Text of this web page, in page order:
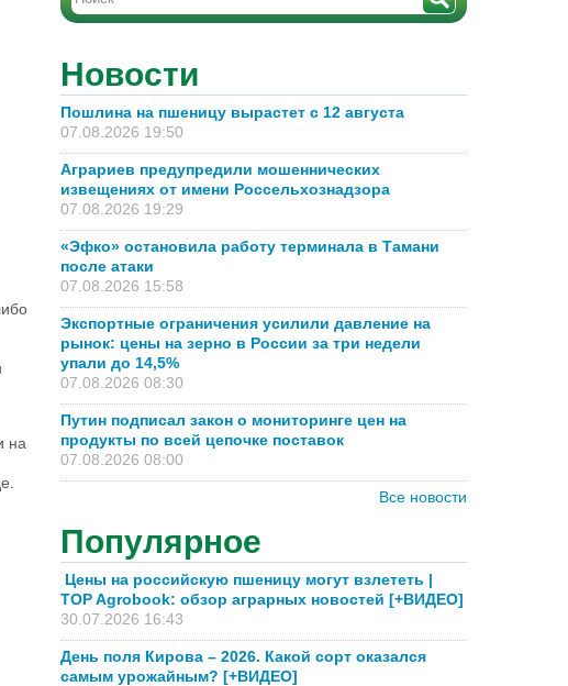
на
Новости
Пошлина на пшеницу вырастет с 12 августа
07.08.2026 19:50
Аграриев предупредили мошеннических
извещениях от имени Россельхознадзора
07.08.2026 19:29
«Эфко» остановила работу терминала в Тамани
после атаки
07.08.2026 15:58
Экспортные ограничения усилили давление на
рынок: цены на зерно в России за три недели
упали до 14,5%
07.08.2026 08:30
Путин подписал закон о мониторинге цен на
продукты по всей цепочке поставок
07.08.2026 08:00
Все новости
Популярное
Цены на российскую пшеницу могут взлететь |
TOP Agrobook: обзор аграрных новостей [+ВИДЕО]
30.07.2026 16:43
День поля Кирова – 2026. Какой сорт оказался
самым урожайным? [+ВИДЕО]